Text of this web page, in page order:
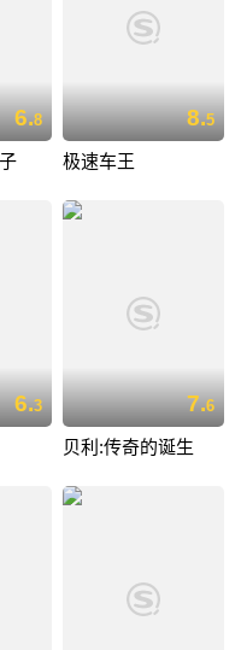
6.8 8.5
极速车王
6.3 7.6
贝利:传奇的诞生